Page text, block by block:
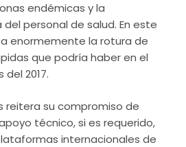
endémicas y la
personal de salud. En este
enormemente la rotura de
que podría haber en el
2017.
reitera su compromiso de
técnico, si es requerido,
internacionales de